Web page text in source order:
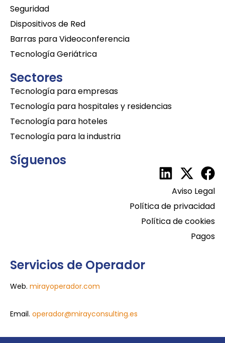
Seguridad
Dispositivos de Red
Barras para Videoconferencia
Tecnología Geriátrica
Sectores
Tecnología para empresas
Tecnología para hospitales y residencias
Tecnología para hoteles
Tecnología para la industria
Síguenos
Aviso Legal
Política de privacidad
Política de cookies
Pagos
Servicios de Operador
Web. mirayoperador.com
Email. operador@mirayconsulting.es